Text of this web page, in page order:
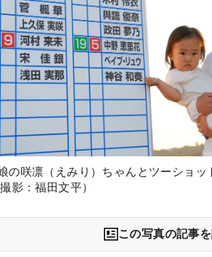
の咲凛（えみり）ちゃんとツーショ
影：福田文平）
この写真の記事